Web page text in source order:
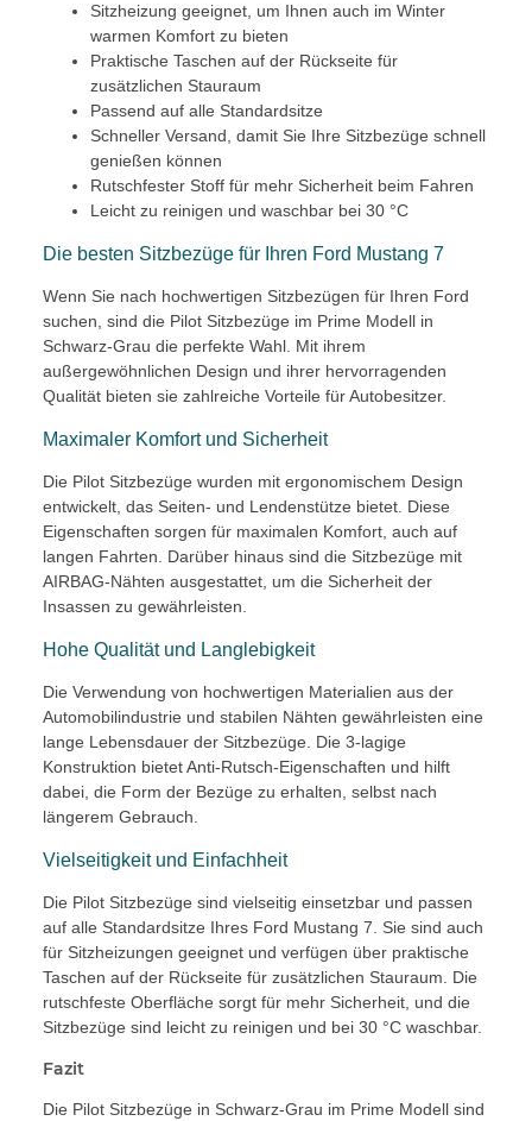
Sitzheizung geeignet, um Ihnen auch im Winter
warmen Komfort zu bieten
Praktische Taschen auf der Rückseite für
zusätzlichen Stauraum
Passend auf alle Standardsitze
Schneller Versand, damit Sie Ihre Sitzbezüge schnell
genießen können
Rutschfester Stoff für mehr Sicherheit beim Fahren
Leicht zu reinigen und waschbar bei 30 °C
Die besten Sitzbezüge für Ihren Ford Mustang 7
Wenn Sie nach hochwertigen Sitzbezügen für Ihren Ford
suchen, sind die Pilot Sitzbezüge im Prime Modell in
Schwarz-Grau die perfekte Wahl. Mit ihrem
außergewöhnlichen Design und ihrer hervorragenden
Qualität bieten sie zahlreiche Vorteile für Autobesitzer.
Maximaler Komfort und Sicherheit
Die Pilot Sitzbezüge wurden mit ergonomischem Design
entwickelt, das Seiten- und Lendenstütze bietet. Diese
Eigenschaften sorgen für maximalen Komfort, auch auf
langen Fahrten. Darüber hinaus sind die Sitzbezüge mit
AIRBAG-Nähten ausgestattet, um die Sicherheit der
Insassen zu gewährleisten.
Hohe Qualität und Langlebigkeit
Die Verwendung von hochwertigen Materialien aus der
Automobilindustrie und stabilen Nähten gewährleisten eine
lange Lebensdauer der Sitzbezüge. Die 3-lagige
Konstruktion bietet Anti-Rutsch-Eigenschaften und hilft
dabei, die Form der Bezüge zu erhalten, selbst nach
längerem Gebrauch.
Vielseitigkeit und Einfachheit
Die Pilot Sitzbezüge sind vielseitig einsetzbar und passen
auf alle Standardsitze Ihres Ford Mustang 7. Sie sind auch
für Sitzheizungen geeignet und verfügen über praktische
Taschen auf der Rückseite für zusätzlichen Stauraum. Die
rutschfeste Oberfläche sorgt für mehr Sicherheit, und die
Sitzbezüge sind leicht zu reinigen und bei 30 °C waschbar.
Fazit
Die Pilot Sitzbezüge in Schwarz-Grau im Prime Modell sind